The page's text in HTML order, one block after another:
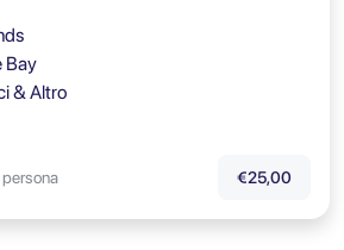
Bay
& Altro
€25,00